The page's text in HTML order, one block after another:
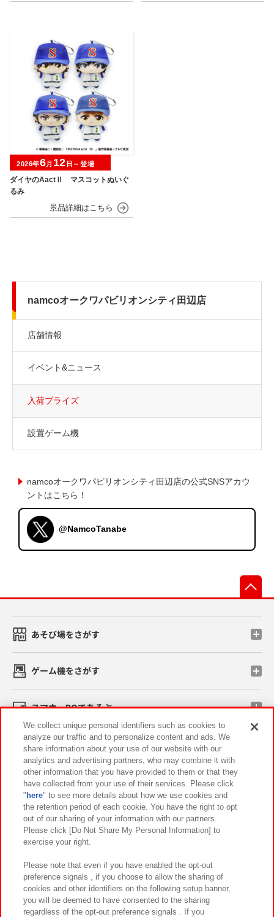
ダイヤのAactⅡ マスコットぬいぐ
るみ
2026年6月 12 日～登場
namcoオークワパビリオンシティ田辺店
店舗情報
イベント&ニュース
入荷プライズ
設置ゲーム機
namcoオークワパビリオンシティ田辺店の公式SNSアカウ
ントはこちら！
@NamcoTanabe
あそび場をさがす
ゲーム機をさがす
スマホ・PCであそぶ
イベント・キャンペーン
関連会社 サステナビリティ サイトポリシー
プライバシーポリシー ウェブアクセシビリティ方針と検証結果
お取引先さまとともに
カスタマーハラスメント対応方針 よくあるご質問・お問い合わせ
We collect unique personal identifiers such as cookies to
analyze our traffic and to personalize content and ads. We
share information about your use of our website with our
analytics and advertising partners, who may combine it with
other information that you have provided to them or that they
have collected from your use of their services. Please click
" here" to see more details about how we use cookies and
the retention period of each cookie. You have the right to opt
out of our sharing of your information with our partners.
Please click [Do Not Share My Personal Information] to
exercise your right.
Please note that even if you have enabled the opt-out
preference signals , if you choose to allow the sharing of
cookies and other identifiers on the following setup banner,
you will be deemed to have consented to the sharing
regardless of the opt-out preference signals . If you